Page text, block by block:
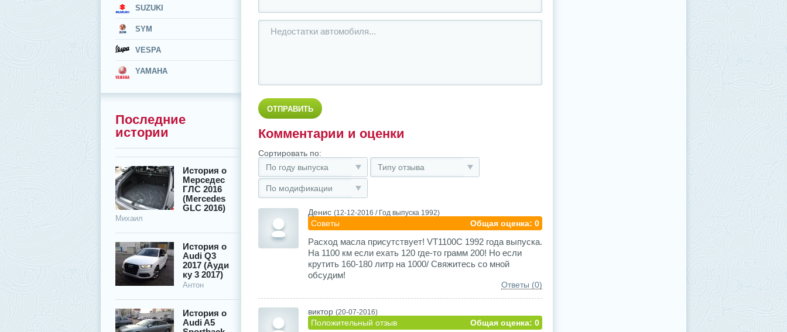
SUZUKI
SYM
VESPA
YAMAHA
Последние
истории
История о
Мерседес
ГЛС 2016
(Mercedes
GLC 2016)
Михаил
История о
Audi Q3
2017 (Ауди
ку 3 2017)
Антон
История о
Audi A5
Комментарии и оценки
Сортировать по:
По году выпуска
Типу отзыва
По модификации
Денис (12-12-2016 / Год выпуска 1992)
Советы Общая оценка: 0
Расход масла присутствует! VT1100C 1992 года выпуска.
На 1100 км если ехать 120 где-то грамм 200! Но если
крутить 160-180 литр на 1000/ Свяжитесь со мной
обсудим!
Ответы (0)
виктор (20-07-2016)
Положительный отзыв Общая оценка: 0